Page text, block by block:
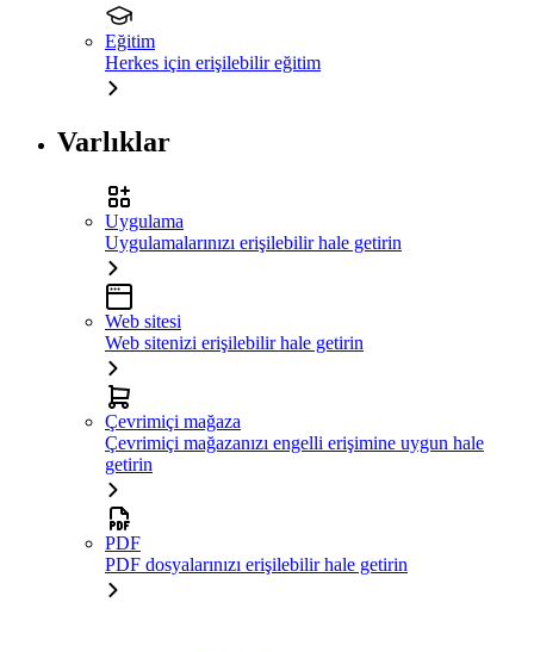
Eğitim
Herkes için erişilebilir eğitim
Varlıklar
Uygulama
Uygulamalarınızı erişilebilir hale getirin
Web sitesi
Web sitenizi erişilebilir hale getirin
Çevrimiçi mağaza
Çevrimiçi mağazanızı engelli erişimine uygun hale
getirin
PDF
PDF dosyalarınızı erişilebilir hale getirin